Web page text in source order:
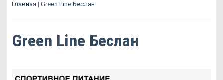
Главная | Green Line Беслан
Green Line Беслан